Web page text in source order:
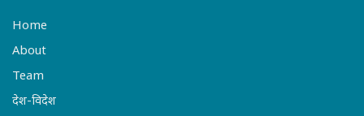
Home
About
Team
देश-विदेश